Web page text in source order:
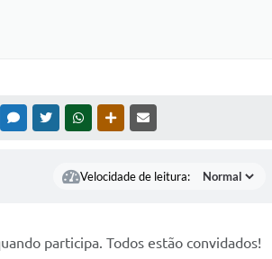
MESSENGER
TWITTERWHATSAPPOUTRAS MÍDIAS
Velocidade de leitura:
participa. Todos estão convidados!